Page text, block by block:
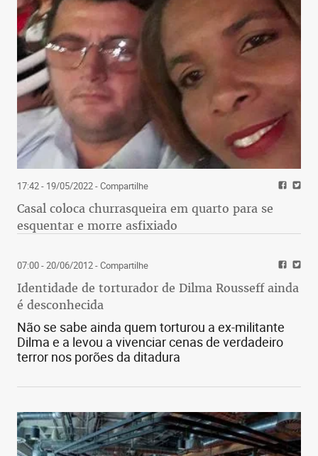
17:42 - 19/05/2022- Compartilhe
Casal coloca churrasqueira em quarto para se
esquentar e morre asfixiado
07:00 - 20/06/2012- Compartilhe
Identidade de torturador de Dilma Rousseff ainda
é desconhecida
Não se sabe ainda quem torturou a ex-militante
Dilma e a levou a vivenciar cenas de verdadeiro
terror nos porões da ditadura